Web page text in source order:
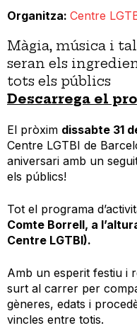
Organitza Centre
Màgia, música i
seran els
tots els públics
Descarrega el
El pròxim dissabte 31
Centre LGTBI de
aniversari amb un
els públics!
Tot el programa
Comte Borrell, a
Centre LGTBI).
Amb un esperit festiu i
surt al carrer per
gèneres, edats i
vincles entre totis.